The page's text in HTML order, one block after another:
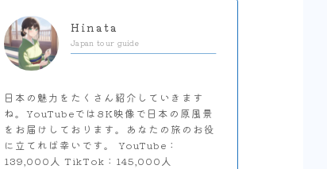
Hinata
Japan tour guide
日本の魅力をたくさん紹介していきます
ね。YouTubeでは8K映像で日本の原風景
をお届けしております。あなたの旅のお役
に立てれば幸いです。 YouTube：
139,000人 TikTok：145,000人